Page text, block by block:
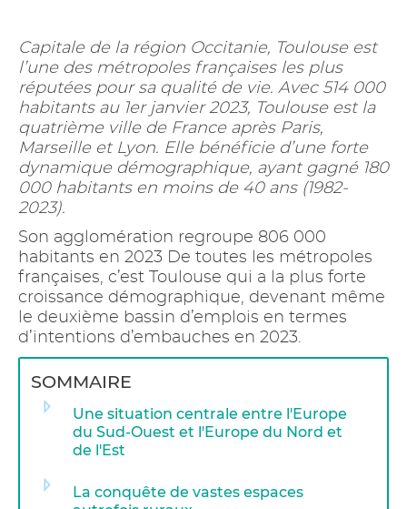
Capitale de la région Occitanie, Toulouse est
l’une des métropoles françaises les plus
réputées pour sa qualité de vie. Avec 514 000
habitants au 1er janvier 2023, Toulouse est la
quatrième ville de France après Paris,
Marseille et Lyon. Elle bénéficie d’une forte
dynamique démographique, ayant gagné 180
000 habitants en moins de 40 ans (1982-
2023).
Son agglomération regroupe 806 000
habitants en 2023 De toutes les métropoles
françaises, c’est Toulouse qui a la plus forte
croissance démographique, devenant même
le deuxième bassin d’emplois en termes
d’intentions d’embauches en 2023.
SOMMAIRE
Une situation centrale entre l'Europe
du Sud-Ouest et l'Europe du Nord et
de l'Est
La conquête de vastes espaces